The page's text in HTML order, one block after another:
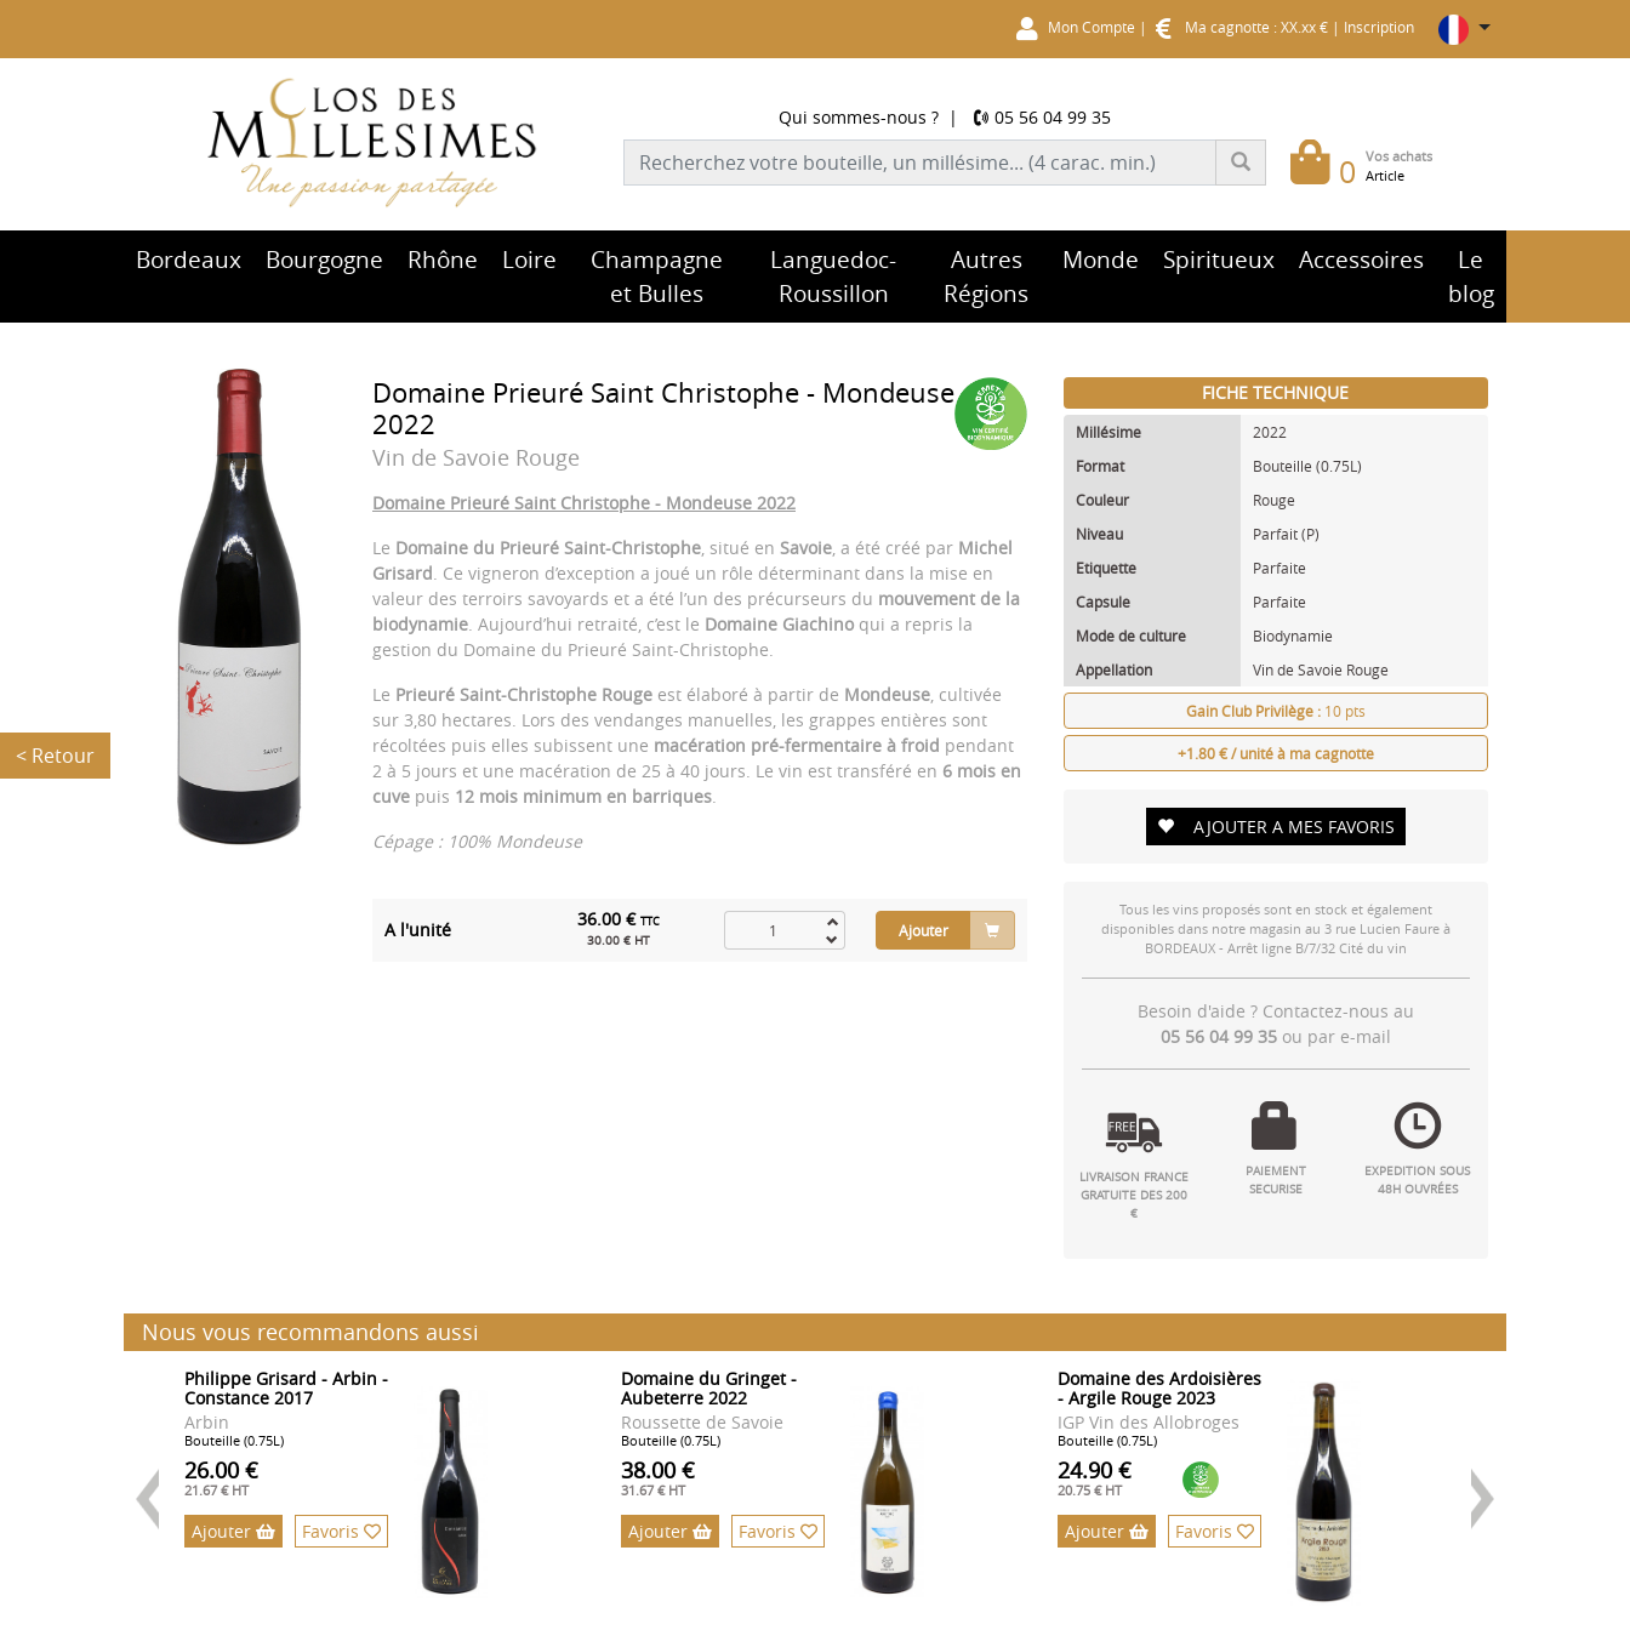
Mon Compte | Ma cagnotte : XX.xx € | Inscription
0 Vos achats
Article
Qui sommes-nous ?| 05 56 04 99 35
Bordeaux Bourgogne Rhône Loire
Champagne
et Bulles
Languedoc-
Roussillon
Autres
Régions
Monde Spiritueux Accessoires
Le
blog
< Retour
Domaine Prieuré Saint Christophe - Mondeuse
2022
Vin de Savoie Rouge
Domaine Prieuré Saint Christophe - Mondeuse 2022
Le Domaine du Prieuré Saint-Christophe, situé en Savoie, a été créé par Michel
Grisard. Ce vigneron d’exception a joué un rôle déterminant dans la mise en
valeur des terroirs savoyards et a été l’un des précurseurs du mouvement de la
biodynamie. Aujourd’hui retraité, c’est le Domaine Giachino qui a repris la
gestion du Domaine du Prieuré Saint-Christophe.
Le Prieuré Saint-Christophe Rouge est élaboré à partir de Mondeuse, cultivée
sur 3,80 hectares. Lors des vendanges manuelles, les grappes entières sont
récoltées puis elles subissent une macération pré-fermentaire à froid pendant
2 à 5 jours et une macération de 25 à 40 jours. Le vin est transféré en 6 mois en
cuve puis 12 mois minimum en barriques.
Cépage : 100% Mondeuse
A l'unité 36.00 € TTC
30.00 € HT
Ajouter
FICHE TECHNIQUE
Millésime
2022
Format
Bouteille (0.75L)
Couleur
Rouge
Niveau
Parfait (P)
Etiquette
Parfaite
Capsule
Parfaite
Mode de culture
Biodynamie
Appellation
Vin de Savoie Rouge
Gain Club Privilège : 10 pts
+1.80 € / unité à ma cagnotte
AJOUTER A MES FAVORIS
Tous les vins proposés sont en stock et également
disponibles dans notre magasin au 3 rue Lucien Faure à
BORDEAUX - Arrêt ligne B/7/32 Cité du vin
Besoin d'aide ? Contactez-nous au
05 56 04 99 35ou par e-mail
LIVRAISON FRANCE
GRATUITE DES 200
€
PAIEMENT
SECURISE
EXPEDITION SOUS
48H OUVRÉES
Nous vous recommandons aussi
Philippe Grisard - Arbin -
Constance 2017
Arbin
Bouteille (0.75L)
26.00 €
21.67 € HT
Ajouter Favoris
Domaine du Gringet -
Aubeterre 2022
Roussette de Savoie
Bouteille (0.75L)
38.00 €
31.67 € HT
Ajouter Favoris
Domaine des Ardoisières
- Argile Rouge 2023
IGP Vin des Allobroges
Bouteille (0.75L)
24.90 €
20.75 € HT
Ajouter Favoris